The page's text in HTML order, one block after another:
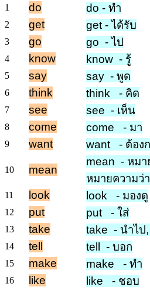
1
do do - ทำ
2
get get - ได้รับ
3
go go - ไป
4
know know - รู้
5
say say - พูด
6
think think - คิด
7
see see - เห็น
8
come come - มา
9
want want - ต้อง
10 mean
mean - หมา
หมายความว่า
11 look look - มองดู
12
put put - ใส่
13
take take - นำไป
14
tell tell - บอก
15
make make - ทำ
16
like like - ชอบ